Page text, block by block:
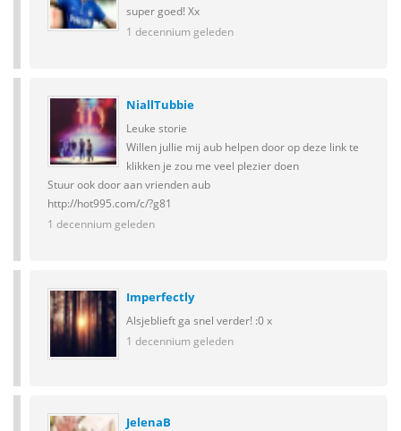
super goed! Xx
1 decennium geleden
NiallTubbie
Leuke storie
Willen jullie mij aub helpen door op deze link te
klikken je zou me veel plezier doen
Stuur ook door aan vrienden aub
http://hot995.com/c/?g81
1 decennium geleden
Imperfectly
Alsjeblieft ga snel verder! :0 x
1 decennium geleden
JelenaB